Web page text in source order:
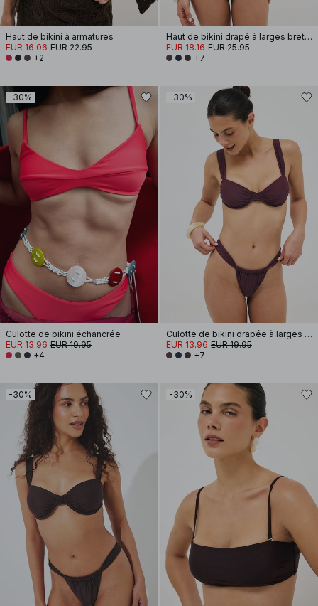
Haut de bikini à armatures
EUR 16.06 EUR 22.95
+2
Haut de bikini drapé à larges bretelles
EUR 18.16 EUR 25.95
+7
-30%
Culotte de bikini échancrée
EUR 13.96 EUR 19.95
+4
-30%
Culotte de bikini drapée à larges bretelles
EUR 13.96 EUR 19.95
+7
-30% -30%